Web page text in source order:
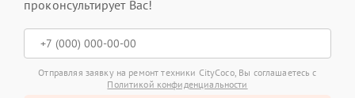
проконсультирует Вас!
Отправляя заявку на ремонт техники CityCoco, Вы соглашаетесь с
Политикой конфиденциальности